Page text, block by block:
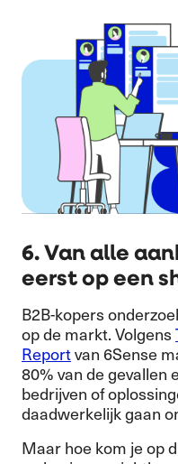
6. Van alle
eerst op een
B2B-kopers
op de markt. Volgens
Reportvan 6Sense
80% van de gevallen
bedrijven of
daadwerkelijk gaan
Maar hoe kom je op